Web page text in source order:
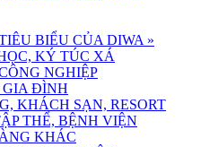
BIỂU CỦA DIWA »
KÝ TÚC XÁ
NGHIỆP
ĐÌNH
KHÁCH SẠN, RESORT
THỂ, BỆNH VIỆN
KHÁC